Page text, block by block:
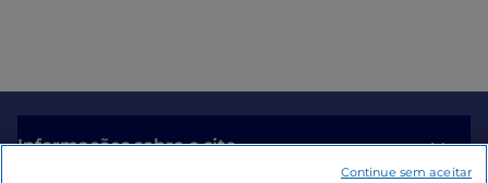
Informações sobre o site
Continue sem aceitar